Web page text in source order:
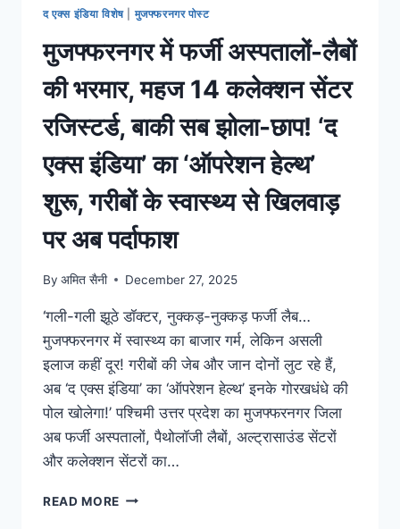
द एक्स इंडिया विशेष| मुजफ्फरनगर पोस्ट
मुजफ्फरनगर में फर्जी अस्पतालों-लैबों
की भरमार, महज 14 कलेक्शन सेंटर
रजिस्टर्ड, बाकी सब झोला-छाप! ‘द
एक्स इंडिया’ का ‘ऑपरेशन हेल्थ’
शुरू, गरीबों के स्वास्थ्य से खिलवाड़
पर अब पर्दाफाश
By अमित सैनी December 27, 2025
‘गली-गली झूठे डॉक्टर, नुक्कड़-नुक्कड़ फर्जी लैब…
मुजफ्फरनगर में स्वास्थ्य का बाजार गर्म, लेकिन असली
इलाज कहीं दूर! गरीबों की जेब और जान दोनों लुट रहे हैं,
अब ‘द एक्स इंडिया’ का ‘ऑपरेशन हेल्थ’ इनके गोरखधंधे की
पोल खोलेगा!’ पश्चिमी उत्तर प्रदेश का मुजफ्फरनगर जिला
अब फर्जी अस्पतालों, पैथोलॉजी लैबों, अल्ट्रासाउंड सेंटरों
और कलेक्शन सेंटरों का…
READ MORE